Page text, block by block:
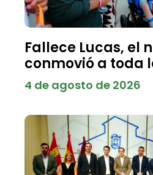
Fallece Lucas, el
conmovió a toda
4 de agosto de 2026